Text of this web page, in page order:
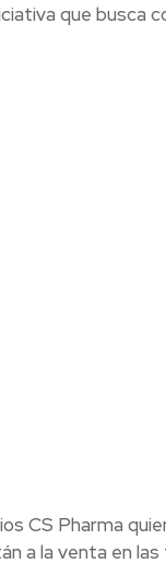
que busca
CS Pharma
a la venta en